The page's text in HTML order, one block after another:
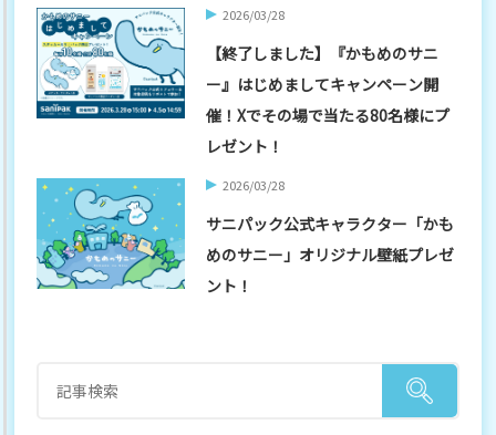
2026/03/28
【終了しました】『かもめのサニ
ー』はじめましてキャンペーン開
催！Xでその場で当たる80名様にプ
レゼント！
2026/03/28
サニパック公式キャラクター「かも
めのサニー」オリジナル壁紙プレゼ
ント！